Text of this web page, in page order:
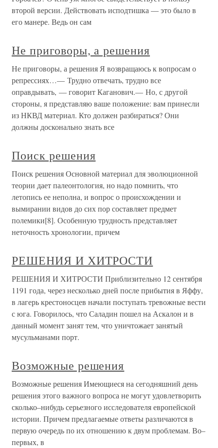
второй версии. Действовать исподтишка — это было в
его манере. Ведь он сам
Не приговоры, а решения
Не приговоры, а решения Я возвращаюсь к вопросам о
репрессиях…— Трудно отвечать, трудно все
оправдывать, — говорит Каганович.— Но, с другой
стороны, я представляю ваше положение: вам принесли
из НКВД материал. Кто должен разбираться? Они
должны досконально знать все
Поиск решения
Поиск решения Основной материал для эволюционной
теории дает палеонтология, но надо помнить, что
летопись ее неполна, и вопрос о происхождении и
вымирании видов до сих пор составляет предмет
полемики[8]. Особенную трудность представляет
неточность хронологии, причем
РЕШЕНИЯ И ХИТРОСТИ
РЕШЕНИЯ И ХИТРОСТИ Приблизительно 12 сентября
1191 года, через несколько дней после прибытия в Яффу,
в лагерь крестоносцев начали поступать тревожные вести
с юга. Говорилось, что Саладин пошел на Аскалон и в
данный момент занят тем, что уничтожает занятый
мусульманами порт.
Возможные решения
Возможные решения Имеющиеся на сегодняшний день
решения этого важного вопроса не могут удовлетворить
сколько–нибудь серьезного исследователя европейской
истории. Причем предлагаемые ответы различаются в
первую очередь по их отношению к двум проблемам. Во–
первых, в